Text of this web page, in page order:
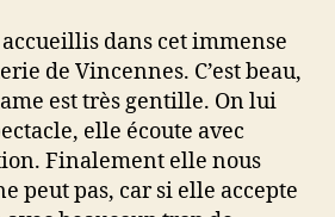
dans cet immense
de Vincennes. C’est beau,
est très gentille. On lui
elle écoute avec
Finalement elle nous
peut pas, car si elle accepte